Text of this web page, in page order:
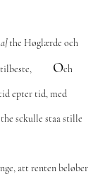
the Høglærde och
tilbeste, Och
epter tid, med
sckulle staa stille
att renten beløber